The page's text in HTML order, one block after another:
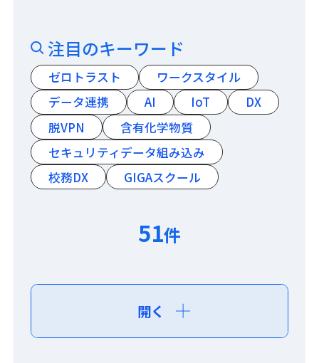
注目のキーワード
ゼロトラスト
ワークスタイル
データ連携
AI IoT
DX
脱VPN
含有化学物質
セキュリティデータ組み込み
校務DX
GIGAスクール
51件
開く